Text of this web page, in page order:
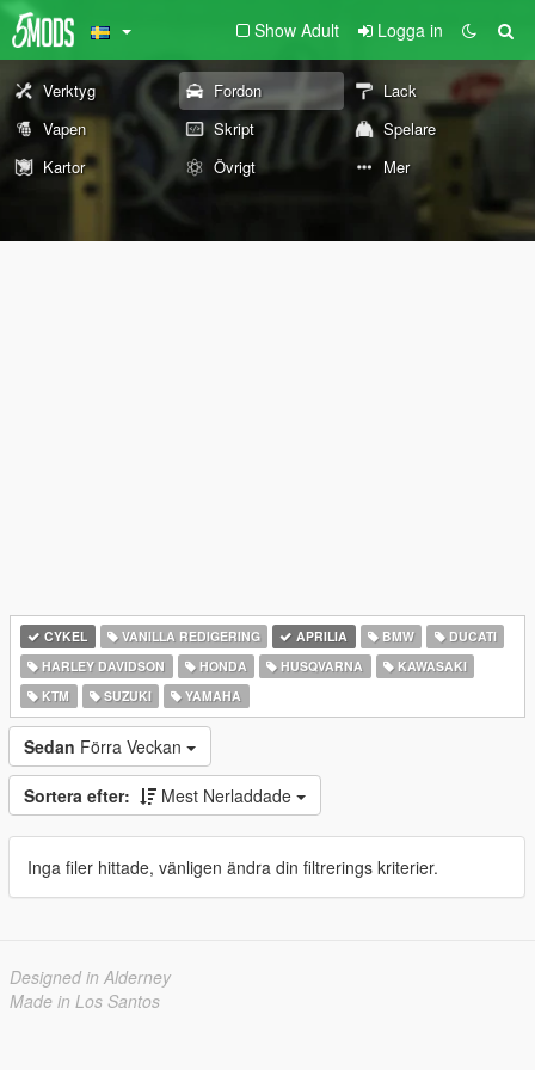
Show Adult Logga in
Verktyg Fordon
Lack
Vapen
Skript
Spelare
Kartor
Övrigt Mer
CYKEL VANILLA REDIGERING APRILIA BMW
DUCATI
HARLEY DAVIDSON
HONDA HUSQVARNA
KAWASAKI
KTM
SUZUKI YAMAHA
Sedan Förra Veckan
Sortera efter: Mest Nerladdade
Inga filer hittade, vänligen ändra din filtrerings kriterier.
Designed in Alderney
Made in Los Santos